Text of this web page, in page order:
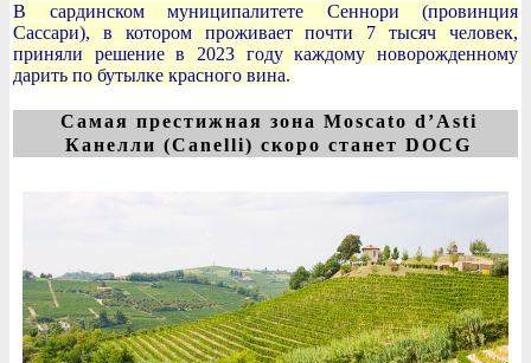
В сардинском муниципалитете Сеннори (провинция
Сассари), в котором проживает почти 7 тысяч человек,
приняли решение в 2023 году каждому новорожденному
дарить по бутылке красного вина.
Самая престижная зона Moscato d’Asti
Канелли (Canelli) скоро станет DOCG